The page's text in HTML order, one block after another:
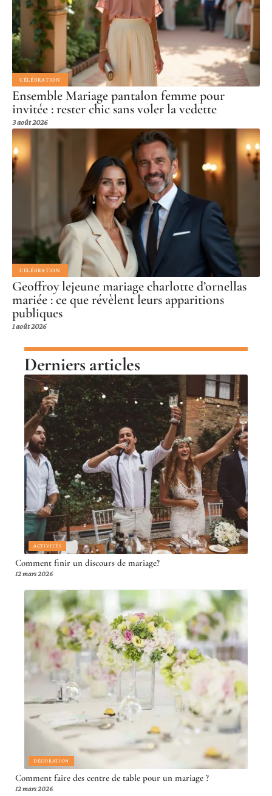
CÉLÉBRATION
Ensemble Mariage pantalon femme pour
invitée : rester chic sans voler la vedette
3 août 2026
CÉLÉBRATION
Geoffroy lejeune mariage charlotte d’ornellas
mariée : ce que révèlent leurs apparitions
publiques
1 août 2026
Derniers articles
ACTIVITÉS
Comment finir un discours de mariage?
12 mars 2026
DÉCORATION
Comment faire des centre de table pour un mariage ?
12 mars 2026